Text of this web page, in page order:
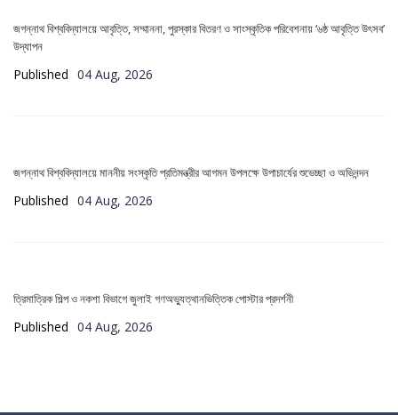
জগন্নাথ বিশ্ববিদ্যালয়ে আবৃত্তি, সম্মাননা, পুরস্কার বিতরণ ও সাংস্কৃতিক পরিবেশনায় ‘৬ষ্ঠ আবৃত্তি উৎসব’
উদ্‌যাপন
Published 04 Aug, 2026
জগন্নাথ বিশ্ববিদ্যালয়ে মাননীয় সংস্কৃতি প্রতিমন্ত্রীর আগমন উপলক্ষে উপাচার্যের শুভেচ্ছা ও অভিনন্দন
Published 04 Aug, 2026
ত্রিমাত্রিক শিল্প ও নকশা বিভাগে জুলাই গণঅভ্যুত্থানভিত্তিক পোস্টার প্রদর্শনী
Published 04 Aug, 2026